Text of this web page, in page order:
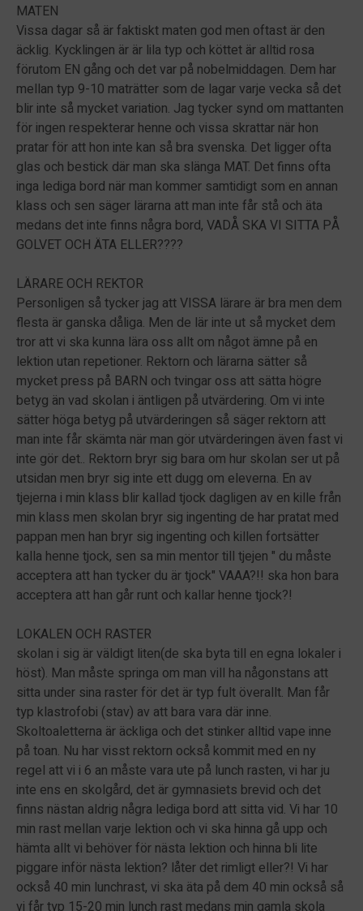
MATEN
Vissa dagar så är faktiskt maten god men oftast är den
äcklig. Kycklingen är är lila typ och köttet är alltid rosa
förutom EN gång och det var på nobelmiddagen. Dem har
mellan typ 9-10 maträtter som de lagar varje vecka så det
blir inte så mycket variation. Jag tycker synd om mattanten
för ingen respekterar henne och vissa skrattar när hon
pratar för att hon inte kan så bra svenska. Det ligger ofta
glas och bestick där man ska slänga MAT. Det finns ofta
inga lediga bord när man kommer samtidigt som en annan
klass och sen säger lärarna att man inte får stå och äta
medans det inte finns några bord, VADÅ SKA VI SITTA PÅ
GOLVET OCH ÄTA ELLER????
LÄRARE OCH REKTOR
Personligen så tycker jag att VISSA lärare är bra men dem
flesta är ganska dåliga. Men de lär inte ut så mycket dem
tror att vi ska kunna lära oss allt om något ämne på en
lektion utan repetioner. Rektorn och lärarna sätter så
mycket press på BARN och tvingar oss att sätta högre
betyg än vad skolan i äntligen på utvärdering. Om vi inte
sätter höga betyg på utvärderingen så säger rektorn att
man inte får skämta när man gör utvärderingen även fast vi
inte gör det.. Rektorn bryr sig bara om hur skolan ser ut på
utsidan men bryr sig inte ett dugg om eleverna. En av
tjejerna i min klass blir kallad tjock dagligen av en kille från
min klass men skolan bryr sig ingenting de har pratat med
pappan men han bryr sig ingenting och killen fortsätter
kalla henne tjock, sen sa min mentor till tjejen " du måste
acceptera att han tycker du är tjock" VAAA?!! ska hon bara
acceptera att han går runt och kallar henne tjock?!
LOKALEN OCH RASTER
skolan i sig är väldigt liten(de ska byta till en egna lokaler i
höst). Man måste springa om man vill ha någonstans att
sitta under sina raster för det är typ fult överallt. Man får
typ klastrofobi (stav) av att bara vara där inne.
Skoltoaletterna är äckliga och det stinker alltid vape inne
på toan. Nu har visst rektorn också kommit med en ny
regel att vi i 6 an måste vara ute på lunch rasten, vi har ju
inte ens en skolgård, det är gymnasiets brevid och det
finns nästan aldrig några lediga bord att sitta vid. Vi har 10
min rast mellan varje lektion och vi ska hinna gå upp och
hämta allt vi behöver för nästa lektion och hinna bli lite
piggare inför nästa lektion? låter det rimligt eller?! Vi har
också 40 min lunchrast, vi ska äta på dem 40 min också så
vi får typ 15-20 min lunch rast medans min gamla skola